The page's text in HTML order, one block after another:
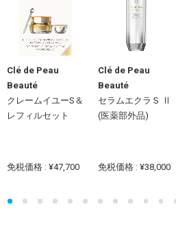
Clé de Peau
Beauté
クレームイユーS＆
レフィルセット
免税価格 : ¥47,700
Clé de Peau
Beauté
セラムエクラＳ Ⅱ
(医薬部外品)
免税価格 : ¥38,000